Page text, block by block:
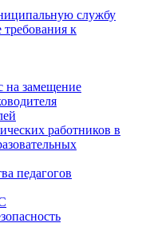
службу
к
на замещение
работников в
педагогов